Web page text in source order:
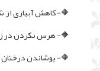
🔶- کاهش آبیاری از
🔶- هرس نكردن در
🔶- پوشاندن